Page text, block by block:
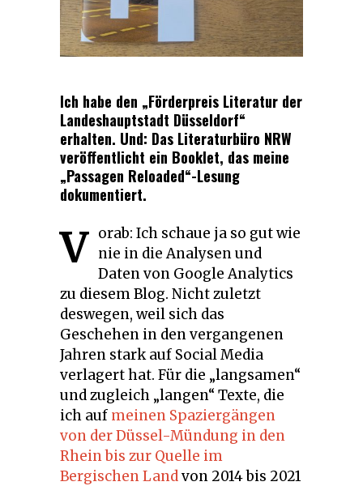
Ich habe den „Förderpreis Literatur der
Landeshauptstadt Düsseldorf“
erhalten. Und: Das Literaturbüro NRW
veröffentlicht ein Booklet, das meine
„Passagen Reloaded“-Lesung
dokumentiert.
V orab: Ich schaue ja so gut wie
nie in die Analysen und
Daten von Google Analytics
zu diesem Blog. Nicht zuletzt
deswegen, weil sich das
Geschehen in den vergangenen
Jahren stark auf Social Media
verlagert hat. Für die „langsamen“
und zugleich „langen“ Texte, die
ich auf meinen Spaziergängen
von der Düssel-Mündung in den
Rhein bis zur Quelle im
Bergischen Landvon 2014 bis 2021